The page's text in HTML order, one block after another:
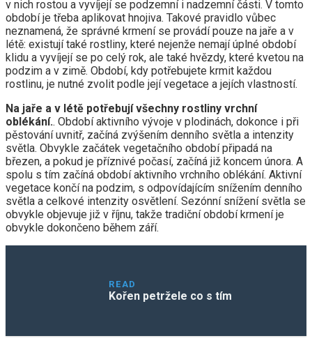
v nich rostou a vyvíjejí se podzemní i nadzemní části. V tomto
období je třeba aplikovat hnojiva. Takové pravidlo vůbec
neznamená, že správné krmení se provádí pouze na jaře a v
létě: existují také rostliny, které nejenže nemají úplné období
klidu a vyvíjejí se po celý rok, ale také hvězdy, které kvetou na
podzim a v zimě. Období, kdy potřebujete krmit každou
rostlinu, je nutné zvolit podle její vegetace a jejích vlastností.
Na jaře a v létě potřebují všechny rostliny vrchní
oblékání.. Období aktivního vývoje v plodinách, dokonce i při
pěstování uvnitř, začíná zvýšením denního světla a intenzity
světla. Obvykle začátek vegetačního období připadá na
březen, a pokud je příznivé počasí, začíná již koncem února. A
spolu s tím začíná období aktivního vrchního oblékání. Aktivní
vegetace končí na podzim, s odpovídajícím snížením denního
světla a celkové intenzity osvětlení. Sezónní snížení světla se
obvykle objevuje již v říjnu, takže tradiční období krmení je
obvykle dokončeno během září.
READ
Kořen petržele co s tím